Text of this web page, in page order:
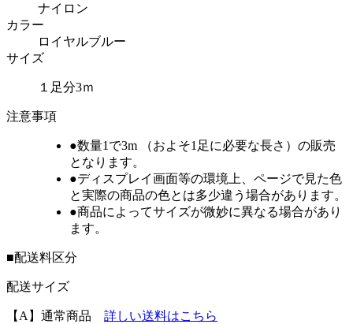
ナイロン
カラー
ロイヤルブルー
サイズ
１足分3ｍ
注意事項
●数量1で3m （およそ1足に必要な長さ）の販売
となります。
●ディスプレイ画面等の環境上、ページで見た色
と実際の商品の色とは多少違う場合があります。
●商品によってサイズが微妙に異なる場合があり
ます。
■配送料区分
配送サイズ
【A】 通常商品 詳しい送料はこちら